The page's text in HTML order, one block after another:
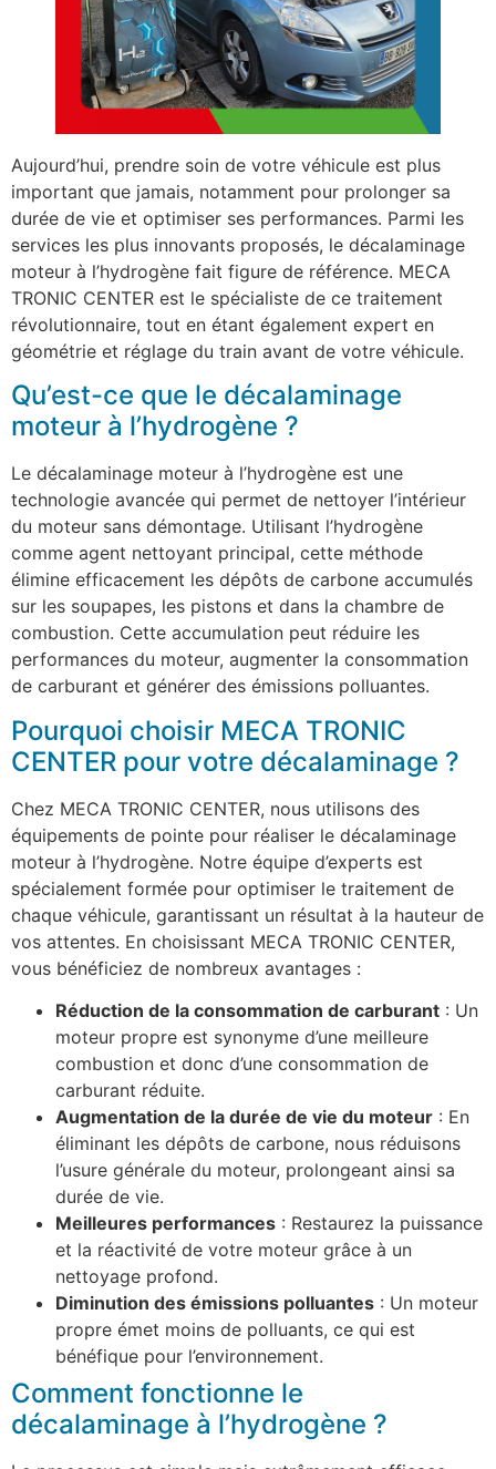
Aujourd’hui, prendre soin de votre véhicule est plus
important que jamais, notamment pour prolonger sa
durée de vie et optimiser ses performances. Parmi les
services les plus innovants proposés, le décalaminage
moteur à l’hydrogène fait figure de référence. MECA
TRONIC CENTER est le spécialiste de ce traitement
révolutionnaire, tout en étant également expert en
géométrie et réglage du train avant de votre véhicule.
Qu’est-ce que le décalaminage
moteur à l’hydrogène ?
Le décalaminage moteur à l’hydrogène est une
technologie avancée qui permet de nettoyer l’intérieur
du moteur sans démontage. Utilisant l’hydrogène
comme agent nettoyant principal, cette méthode
élimine efficacement les dépôts de carbone accumulés
sur les soupapes, les pistons et dans la chambre de
combustion. Cette accumulation peut réduire les
performances du moteur, augmenter la consommation
de carburant et générer des émissions polluantes.
Pourquoi choisir MECA TRONIC
CENTER pour votre décalaminage ?
Chez MECA TRONIC CENTER, nous utilisons des
équipements de pointe pour réaliser le décalaminage
moteur à l’hydrogène. Notre équipe d’experts est
spécialement formée pour optimiser le traitement de
chaque véhicule, garantissant un résultat à la hauteur de
vos attentes. En choisissant MECA TRONIC CENTER,
vous bénéficiez de nombreux avantages :
Réduction de la consommation de carburant : Un
moteur propre est synonyme d’une meilleure
combustion et donc d’une consommation de
carburant réduite.
Augmentation de la durée de vie du moteur : En
éliminant les dépôts de carbone, nous réduisons
l’usure générale du moteur, prolongeant ainsi sa
durée de vie.
Meilleures performances : Restaurez la puissance
et la réactivité de votre moteur grâce à un
nettoyage profond.
Diminution des émissions polluantes : Un moteur
propre émet moins de polluants, ce qui est
bénéfique pour l’environnement.
Comment fonctionne le
décalaminage à l’hydrogène ?